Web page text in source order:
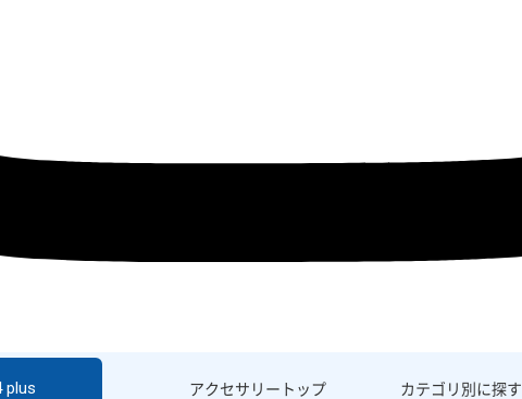
アクセサリー トップ カテゴリ別に探す
plus